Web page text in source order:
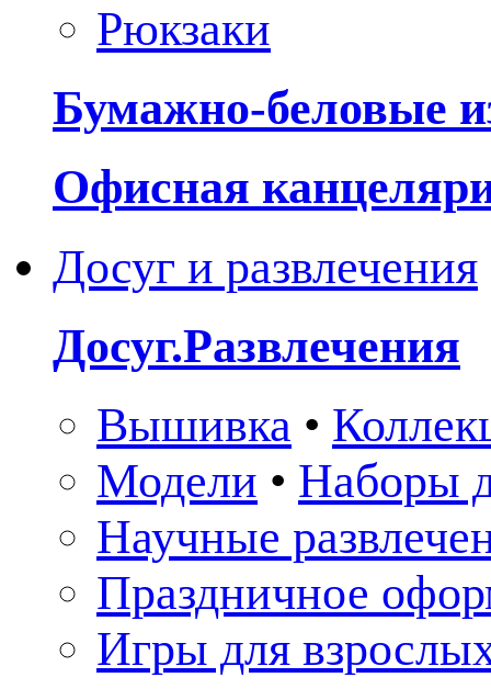
Рюкзаки
Бумажно-беловые
Офисная
Досуг и развлечения
Досуг.Развлечения
Вышивка •
Модели • Наборы
Научные
Праздничное
Игры для